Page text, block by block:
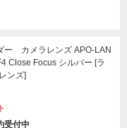
ー カメラレンズ APO-LAN
Close Focus シルバー [ラ
ンズ]
受付中